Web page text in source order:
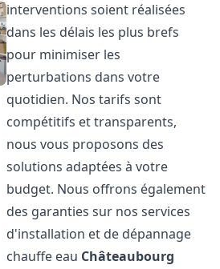
interventions soient réalisées
dans les délais les plus brefs
pour minimiser les
perturbations dans votre
quotidien. Nos tarifs sont
compétitifs et transparents,
nous vous proposons des
solutions adaptées à votre
budget. Nous offrons également
des garanties sur nos services
d'installation et de dépannage
chauffe eau Châteaubourg